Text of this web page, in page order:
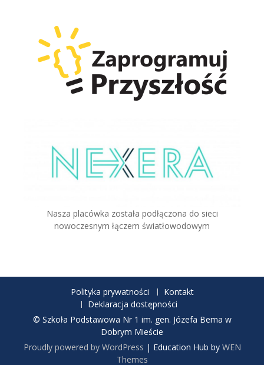
Nasza placówka została podłączona do sieci
nowoczesnym łączem światłowodowym
Polityka prywatności
Kontakt
Deklaracja dostępności
© Szkoła Podstawowa Nr 1 im. gen. Józefa Bema w
Dobrym Mieście
Proudly powered by WordPress | Education Hub by WEN
Themes